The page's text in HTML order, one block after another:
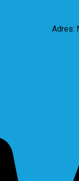
Adres: